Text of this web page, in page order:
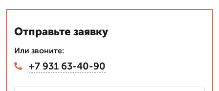
Отправьте заявку
Или звоните:
+7 931 63-40-90